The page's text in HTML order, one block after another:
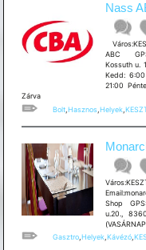
Nass
ABC
Kossuth u.
Kedd:
21:00
Zárva
Bolt, Hasznos, Helyek,
Shop
u.20.,
Gasztro,Helyek,Kávézó,